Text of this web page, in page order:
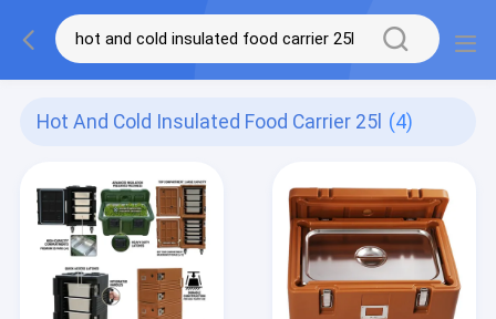
Hot And Cold Insulated Food Carrier 25l (4)